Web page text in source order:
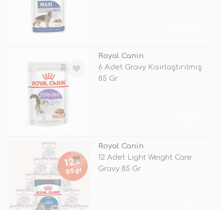
Royal Canin
6 Adet Gravy Kısırlaştırılmış
85 Gr
Royal Canin
12 Adet Light Weight Care
Gravy 85 Gr